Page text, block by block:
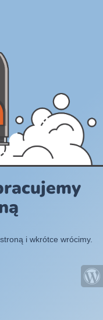
i wkrótce wrócimy.